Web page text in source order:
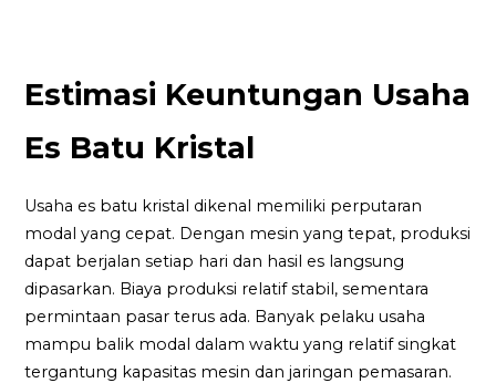
Estimasi Keuntungan Usaha
Es Batu Kristal
Usaha es batu kristal dikenal memiliki perputaran
modal yang cepat. Dengan mesin yang tepat, produksi
dapat berjalan setiap hari dan hasil es langsung
dipasarkan. Biaya produksi relatif stabil, sementara
permintaan pasar terus ada. Banyak pelaku usaha
mampu balik modal dalam waktu yang relatif singkat
tergantung kapasitas mesin dan jaringan pemasaran.